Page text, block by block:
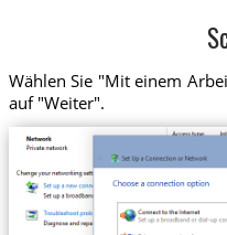
Wählen Sie "Mit einem
auf "Weiter".